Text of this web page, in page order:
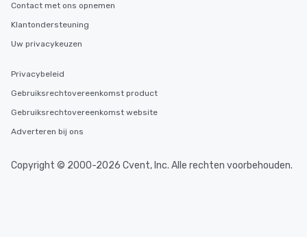
Contact met ons opnemen
Klantondersteuning
Uw privacykeuzen
Privacybeleid
Gebruiksrechtovereenkomst product
Gebruiksrechtovereenkomst website
Adverteren bij ons
Copyright © 2000-2026 Cvent, Inc. Alle rechten voorbehouden.